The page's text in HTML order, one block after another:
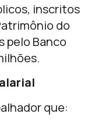
inscritos
do
pelo Banco
que: